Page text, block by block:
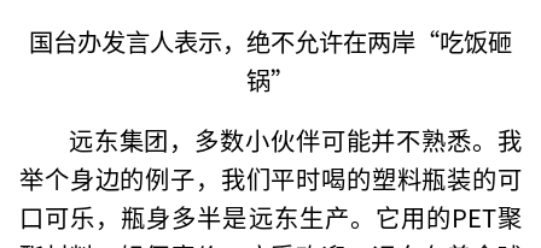
国台办发言人表示，绝不允许在两岸“吃饭砸
锅”
远东集团，多数小伙伴可能并不熟悉。我
举个身边的例子，我们平时喝的塑料瓶装的可
口可乐，瓶身多半是远东生产。它用的PET聚